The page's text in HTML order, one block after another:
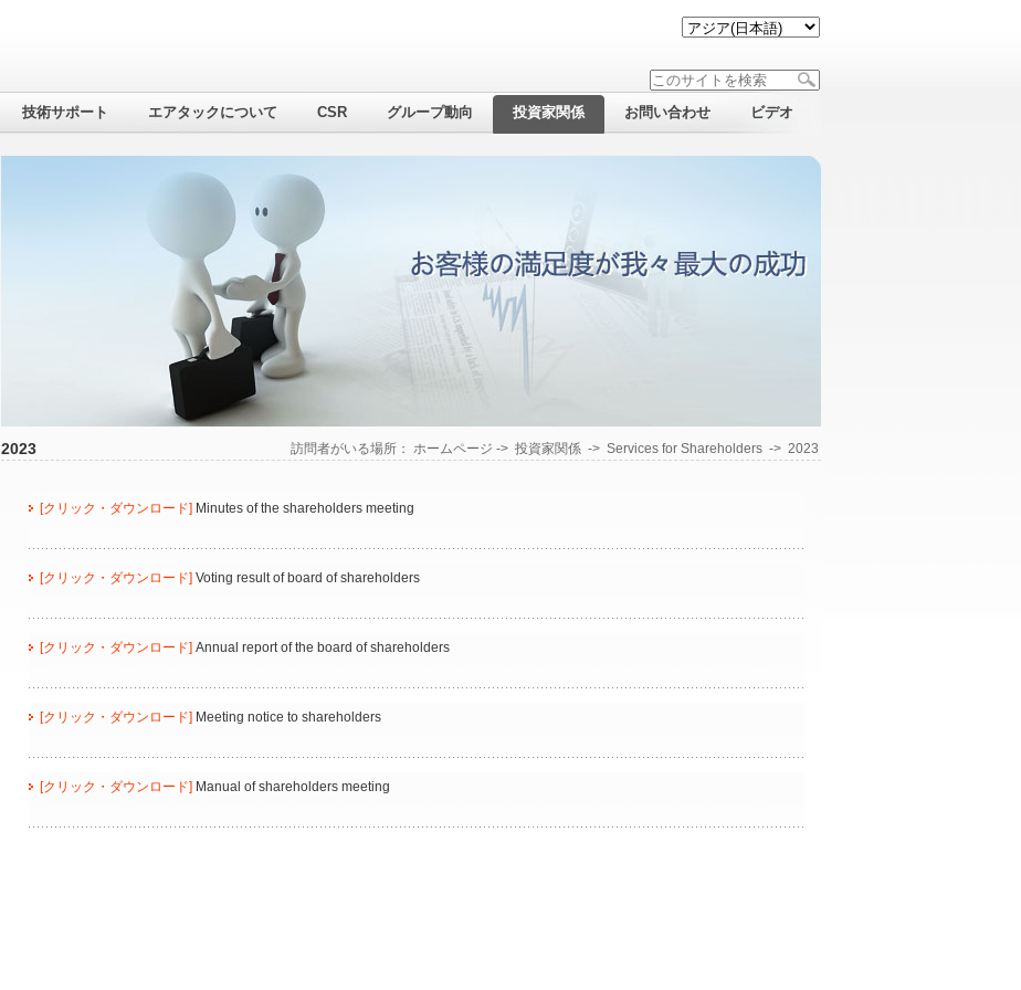
技術サポート エアタックについて CSR グループ動向 投資家関係 お問い合わせ ビデオ
2023 訪問者がいる場所： ホームページ -> 投資家関係-> Services for Shareholders-> 2023
[クリック・ダウンロード] Minutes of the shareholders meeting
[クリック・ダウンロード] Voting result of board of shareholders
[クリック・ダウンロード] Annual report of the board of shareholders
[クリック・ダウンロード] Meeting notice to shareholders
[クリック・ダウンロード] Manual of shareholders meeting